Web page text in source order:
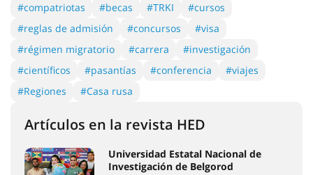
#compatriotas
#becas #TRKI
#cursos
#reglas de admisión
#concursos
#visa
#régimen migratorio
#carrera
#investigación
#científicos
#pasantías #conferencia
#viajes
#Regiones
#Casa rusa
Artículos en la revista HED
Universidad Estatal Nacional de
Investigación de Belgorod